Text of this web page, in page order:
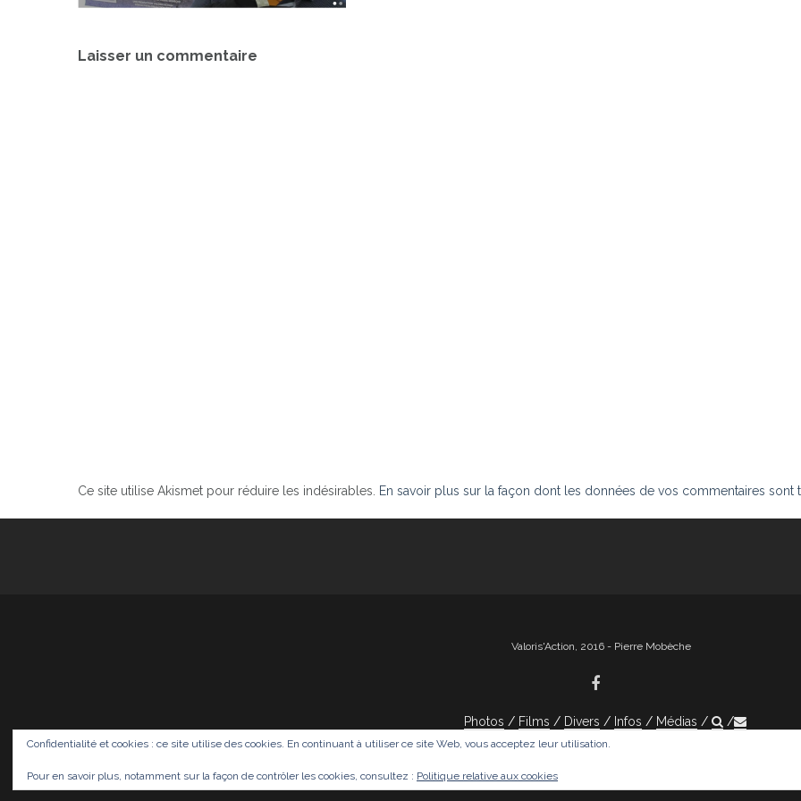
de
Laisser un commentaire
Ce site utilise Akismet pour réduire les indésirables. En savoir plus sur la façon dont les données de vos commentaires sont
Valoris'Action, 2016 - Pierre Mobèche
Photos Films Divers Infos Médias
Confidentialité et cookies : ce site utilise des cookies. En continuant à utiliser ce site Web, vous acceptez leur utilisation.
Pour en savoir plus, notamment sur la façon de contrôler les cookies, consultez : Politique relative aux cookies